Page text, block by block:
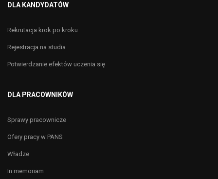
DLA KANDYDATÓW
Rekrutacja krok po kroku
Rejestracja na studia
Potwierdzanie efektów uczenia się
DLA PRACOWNIKÓW
Sprawy pracownicze
Ofery pracy w PANS
Władze
In memoriam